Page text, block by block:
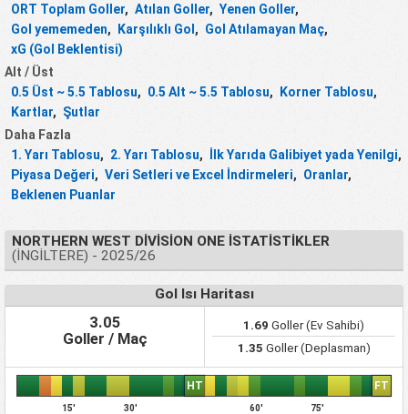
ORT Toplam Goller, Atılan Goller, Yenen Goller,
Gol yememeden, Karşılıklı Gol , Gol Atılamayan Maç,
xG (Gol Beklentisi)
Alt / Üst
0.5 Üst ~ 5.5 Tablosu, 0.5 Alt ~ 5.5 Tablosu, Korner Tablosu,
Kartlar, Şutlar
Daha Fazla
1. Yarı Tablosu, 2. Yarı Tablosu, İlk Yarıda Galibiyet yada Yenilgi,
Piyasa Değeri, Veri Setleri ve Excel İndirmeleri, Oranlar,
Beklenen Puanlar
NORTHERN WEST DIVISION ONE İSTATISTIKLER
(İNGILTERE) - 2025/26
Gol Isı Haritası
3.05
Goller / Maç
1.69 Goller (Ev Sahibi)
1.35 Goller (Deplasman)
15' 30'
HT
60' 75'
FT